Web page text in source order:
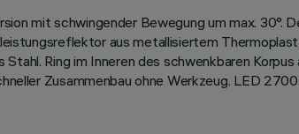
mit schwingender Bewegung um max.
aus metallisiertem
Ring im Inneren des schwenkbaren
Zusammenbau ohne Werkzeug. LED